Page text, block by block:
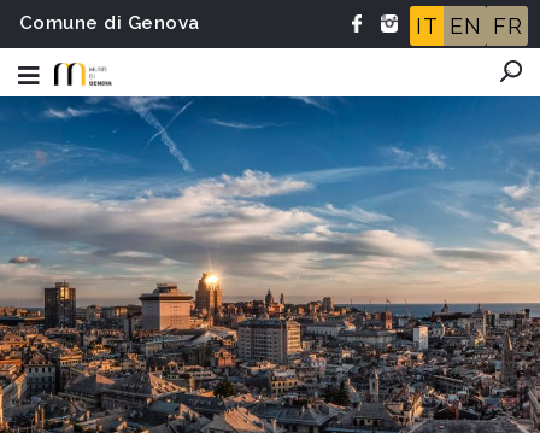
Comune di Genova IT EN FR